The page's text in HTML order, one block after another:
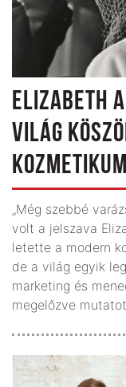
ELIZABETH
VILÁG
„Még szebbé
volt a jelszava
letette a modern
de a világ egyik
marketing és
megelőzve